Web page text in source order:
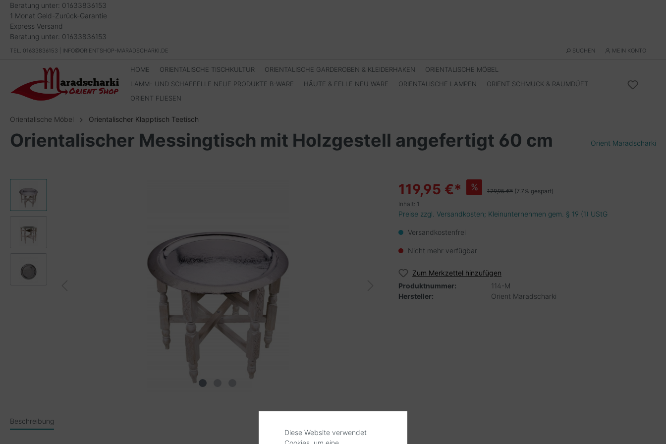
Beratung unter: 01633836153
1 Monat Geld-Zurück-Garantie
Express Versand
Beratung unter: 01633836153
TEL. 01633836153 | INFO@ORIENTSHOP-MARADSCHARKI.DE SUCHEN MEIN KONTO
HOME ORIENTALISCHE TISCHKULTUR ORIENTALISCHE GARDEROBEN & KLEIDERHAKEN
ORIENTALISCHE MÖBEL
LAMM- UND SCHAFFELLE NEUE PRODUKTE B-WARE
HÄUTE & FELLE NEU WARE ORIENTALISCHE LAMPEN
ORIENT SCHMUCK & RAUMDÜFT
ORIENT FLIESEN
Orientalische Möbel Orientalischer Klapptisch Teetisch
Orientalischer Messingtisch mit Holzgestell angefertigt 60 cm Orient Maradscharki
119,95 €* % 129,95 €* (7.7% gespart)
Inhalt: 1
Preise zzgl. Versandkosten; Kleinunternehmen gem. § 19 (1) UStG
Versandkostenfrei
Nicht mehr verfügbar
Zum Merkzettel hinzufügen
Produktnummer:
114-M
Hersteller:
Orient Maradscharki
Beschreibung
Diese Website verwendet